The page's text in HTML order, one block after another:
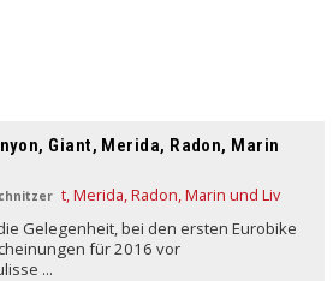
Giant, Merida, Radon, Marin
Gelegenheit, bei den ersten Eurobike
für 2016 vor
...